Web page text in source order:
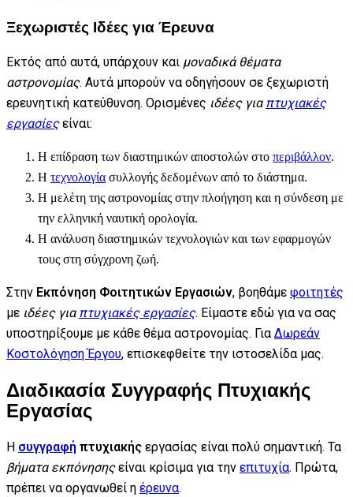
Ξεχωριστές Ιδέες για Έρευνα
Εκτός από αυτά, υπάρχουν και μοναδικά θέματα
αστρονομίας. Αυτά μπορούν να οδηγήσουν σε ξεχωριστή
ερευνητική κατεύθυνση. Ορισμένες ιδέες για πτυχιακές
εργασίεςείναι:
Η επίδραση των διαστημικών αποστολών στο περιβάλλον.
Η τεχνολογία συλλογής δεδομένων από το διάστημα.
Η μελέτη της αστρονομίας στην πλοήγηση και η σύνδεση με
την ελληνική ναυτική ορολογία.
Η ανάλυση διαστημικών τεχνολογιών και των εφαρμογών
τους στη σύγχρονη ζωή.
Στην Εκπόνηση Φοιτητικών Εργασιών, βοηθάμε φοιτητές
με ιδέες για πτυχιακές εργασίες. Είμαστε εδώ για να σας
υποστηρίξουμε με κάθε θέμα αστρονομίας. ΓιαΔωρεάν
Κοστολόγηση Έργου, επισκεφθείτε την ιστοσελίδα μας.
Διαδικασία Συγγραφής Πτυχιακής
Εργασίας
Η συγγραφή πτυχιακής εργασίας είναι πολύ σημαντική. Τα
βήματα εκπόνησηςείναι κρίσιμα για την επιτυχία. Πρώτα,
πρέπει να οργανωθεί η έρευνα.